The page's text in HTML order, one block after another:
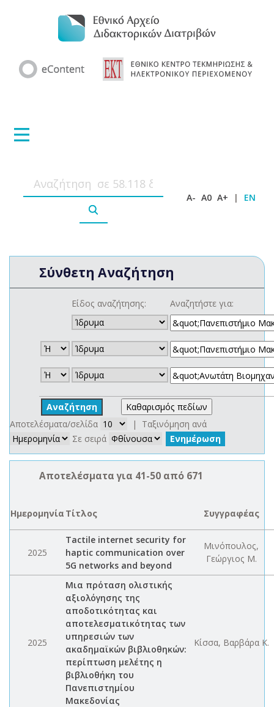
A- A0 A+ | EN
Σύνθετη Αναζήτηση
Είδος αναζήτησης: Αναζητήστε για:
Αποτελέσματα/σελίδα
| Ταξινόμηση ανά
Σε σειρά
Αποτελέσματα για 41-50 από 671
Ημερομηνία Τίτλος Συγγραφέας
2025
Tactile internet security for
haptic communication over
5G networks and beyond
Μινόπουλος,
Γεώργιος Μ.
2025
Μια πρόταση ολιστικής
αξιολόγησης της
αποδοτικότητας και
αποτελεσματικότητας των
υπηρεσιών των
ακαδημαϊκών βιβλιοθηκών:
περίπτωση μελέτης η
βιβλιοθήκη του
Πανεπιστημίου
Μακεδονίας
Κίσσα, Βαρβάρα Κ.